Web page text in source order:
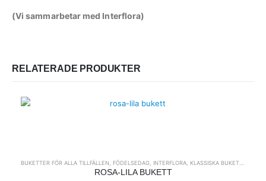
(Vi sammarbetar med Interflora)
RELATERADE PRODUKTER
BUKETTER FÖR ALLA TILLFÄLLEN FÖDELSEDAG INTERFLORA KLASSISKA BUKETTER
ROSA-LILA BUKETT